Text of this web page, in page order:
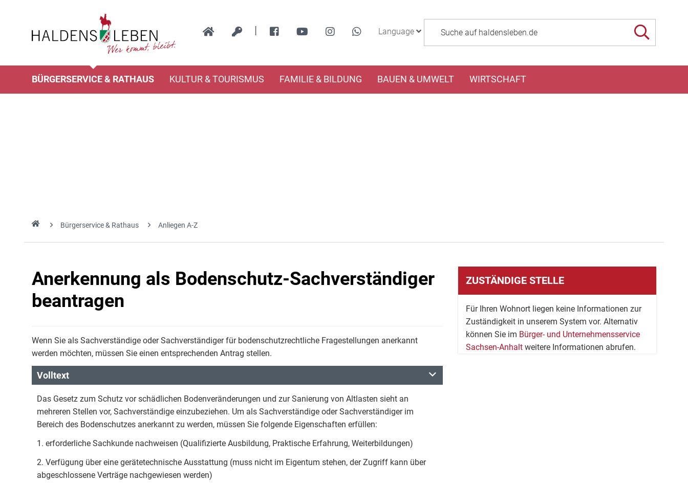
| Language
BÜRGERSERVICE & RATHAUS KULTUR & TOURISMUS FAMILIE & BILDUNG BAUEN & UMWELT WIRTSCHAFT
Bürgerservice & Rathaus Anliegen A-Z
Anerkennung als Bodenschutz-Sachverständiger
beantragen
Wenn Sie als Sachverständige oder Sachverständiger für bodenschutzrechtliche Fragestellungen anerkannt
werden möchten, müssen Sie einen entsprechenden Antrag stellen.
Volltext
Das Gesetz zum Schutz vor schädlichen Bodenveränderungen und zur Sanierung von Altlasten sieht an
mehreren Stellen vor, Sachverständige einzubeziehen. Um als Sachverständige oder Sachverständiger im
Bereich des Bodenschutzes anerkannt zu werden, müssen Sie folgende Eigenschaften erfüllen:
1. erforderliche Sachkunde nachweisen (Qualifizierte Ausbildung, Praktische Erfahrung, Weiterbildungen)
2. Verfügung über eine gerätetechnische Ausstattung (muss nicht im Eigentum stehen, der Zugriff kann über
abgeschlossene Verträge nachgewiesen werden)
ZUSTÄNDIGE STELLE
Für Ihren Wohnort liegen keine Informationen zur
Zuständigkeit in unserem System vor. Alternativ
können Sie im Bürger- und Unternehmensservice
Sachsen-Anhalt weitere Informationen abrufen.